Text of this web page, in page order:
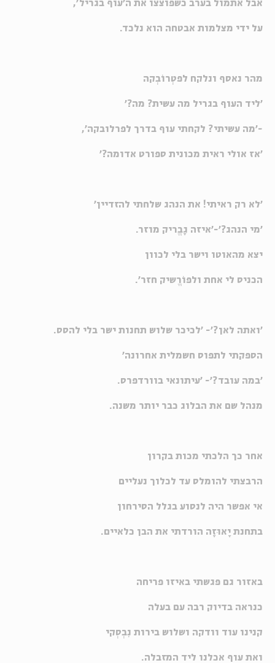
אבל אתמול בערב כשפוצצו את ה'עוף בגריל',
על ידי מצלמות אבטחה הוא נלכד.
מהר נאסף ונלקח לפטְרוֹבְקה
'ליד העוף בגריל מה עשית? מה?'
-'מה עשיתי? לקחתי עוף בדרך לפרלובקה',
'אז אולי ראית מכונית ספורט אדומה?'
'לא רק ראיתי! את הנהג שלחתי להזדיין'
'מי הנהג?'-'איזה גָבֱריק מוזר.
יצא מהאוטו וישר בלי לכוון
הכניס לי אחת ולפוֹרֱשיק חזר'.
'ואתה לאן?'- 'לכיכר שלוש תחנות ישר בלי להסס.
הספקתי לתפוס חשמלית אחרונה'
'במה עובד?'- 'עיתונאי בוורדפרס.
מנהל שם את הבלוג כבר יותר משנה.
אחר כך הלכתי מכות בקרון
הרבצתי להומלס עד לכלוך נעליים
אי אפשר היה לנסוע בגלל הסירחון
בתחנת יָאוּזָה הורדתי את הבן כלאיים.
באזור גם פגשתי באיזו פריחה
כנראה בדיוק רבה עם בעלה
קנינו עוד וודקה ושלוש בירות נִבְסְקי
ואת עוף אכלנו ליד המזבלה.